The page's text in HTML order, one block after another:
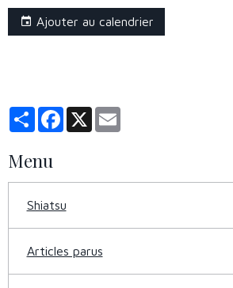
Ajouter au calendrier
PartagerFacebook
X
Menu
Shiatsu
Articles parus